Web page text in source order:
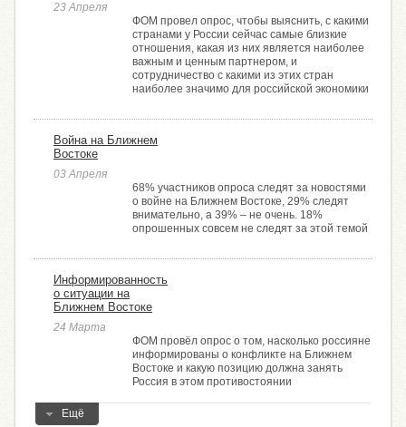
23 Апреля
ФОМ провел опрос, чтобы выяснить, с какими
странами у России сейчас самые близкие
отношения, какая из них является наиболее
важным и ценным партнером, и
сотрудничество с какими из этих стран
наиболее значимо для российской экономики
Война на Ближнем
Востоке
03 Апреля
68% участников опроса следят за новостями
о войне на Ближнем Востоке, 29% следят
внимательно, а 39% – не очень. 18%
опрошенных совсем не следят за этой темой
Информированность
о ситуации на
Ближнем Востоке
24 Марта
ФОМ провёл опрос о том, насколько россияне
информированы о конфликте на Ближнем
Востоке и какую позицию должна занять
Россия в этом противостоянии
Ещё